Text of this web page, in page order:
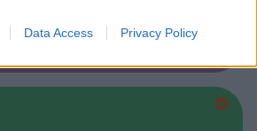
Data Access Privacy Policy